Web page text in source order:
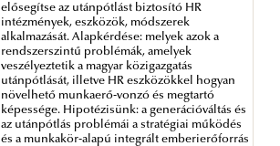
elősegítse az utánpótlást biztosító HR
intézmények, eszközök, módszerek
alkalmazását. Alapkérdése: melyek azok a
rendszerszintű problémák, amelyek
veszélyeztetik a magyar közigazgatás
utánpótlását, illetve HR eszközökkel hogyan
növelhető munkaerő-vonzó és megtartó
képessége. Hipotézisünk: a generációváltás és
az utánpótlás problémái a stratégiai működés
és a munkakör-alapú integrált emberierőforrás